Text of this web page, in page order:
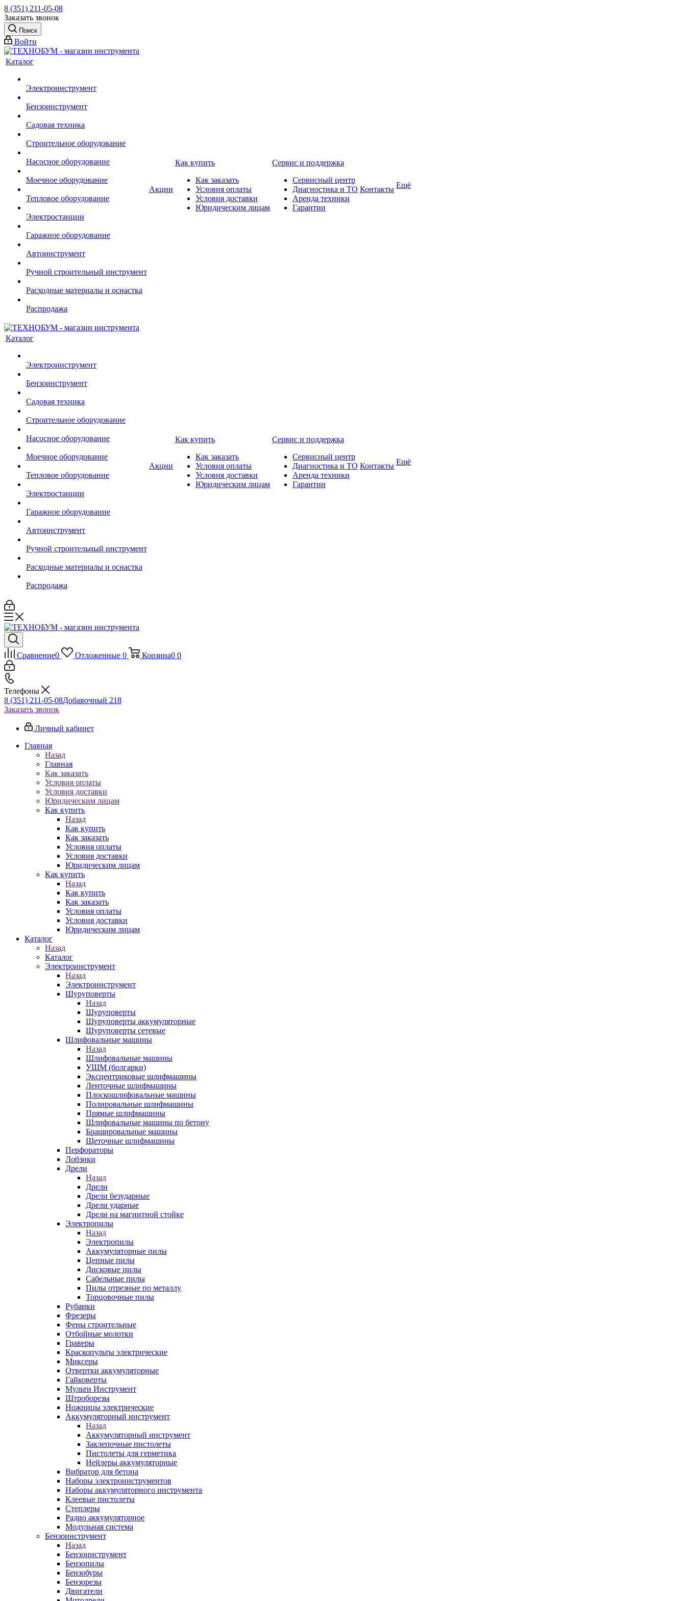
8 (351) 211-05-08
Заказать звонок
Поиск
Войти
Каталог
Электроинструмент
Бензоинструмент
Садовая техника
Строительное оборудование
Насосное оборудование
Моечное оборудование
Тепловое оборудование
Электростанции
Гаражное оборудование
Автоинструмент
Ручной строительный инструмент
Расходные материалы и оснастка
Распродажа
Акции
Как купить
Как заказать
Условия оплаты
Условия доставки
Юридическим лицам
Сервис и поддержка
Сервисный центр
Диагностика и ТО
Аренда техники
Гарантии
Контакты Ещё
Каталог
Электроинструмент
Бензоинструмент
Садовая техника
Строительное оборудование
Насосное оборудование
Моечное оборудование
Тепловое оборудование
Электростанции
Гаражное оборудование
Автоинструмент
Ручной строительный инструмент
Расходные материалы и оснастка
Распродажа
Акции
Как купить
Как заказать
Условия оплаты
Условия доставки
Юридическим лицам
Сервис и поддержка
Сервисный центр
Диагностика и ТО
Аренда техники
Гарантии
Контакты Ещё
Сравнение0 Отложенные 0 Корзина0 0
Телефоны
8 (351) 211-05-08Добавочный 218
Заказать звонок
Личный кабинет
Главная
Назад
Главная
Как заказать
Условия оплаты
Условия доставки
Юридическим лицам
Как купить
Назад
Как купить
Как заказать
Условия оплаты
Условия доставки
Юридическим лицам
Как купить
Назад
Как купить
Как заказать
Условия оплаты
Условия доставки
Юридическим лицам
Каталог
Назад
Каталог
Электроинструмент
Назад
Электроинструмент
Шуруповерты
Назад
Шуруповерты
Шуруповерты аккумуляторные
Шуруповерты сетевые
Шлифовальные машины
Назад
Шлифовальные машины
УШМ (болгарки)
Эксцентриковые шлифмашины
Ленточные шлифмашины
Плоскошлифовальные машины
Полировальные шлифмашины
Прямые шлифмашины
Шлифовальные машины по бетону
Брашировальные машины
Щеточные шлифмашины
Перфораторы
Лобзики
Дрели
Назад
Дрели
Дрели безударные
Дрели ударные
Дрели на магнитной стойке
Электропилы
Назад
Электропилы
Аккумуляторные пилы
Цепные пилы
Дисковые пилы
Сабельные пилы
Пилы отрезные по металлу
Торцовочные пилы
Рубанки
Фрезеры
Фены строительные
Отбойные молотки
Граверы
Краскопульты электрические
Миксеры
Отвертки аккумуляторные
Гайковерты
Мульти Инструмент
Штроборезы
Ножницы электрические
Аккумуляторный инструмент
Назад
Аккумуляторный инструмент
Заклепочные пистолеты
Пистолеты для герметика
Нейлеры аккумуляторные
Вибратор для бетона
Наборы электроинструментов
Наборы аккумуляторного инструмента
Клеевые пистолеты
Степлеры
Радио аккумуляторное
Модульная система
Бензоинструмент
Назад
Бензоинструмент
Бензопилы
Бензобуры
Бензорезы
Двигатели